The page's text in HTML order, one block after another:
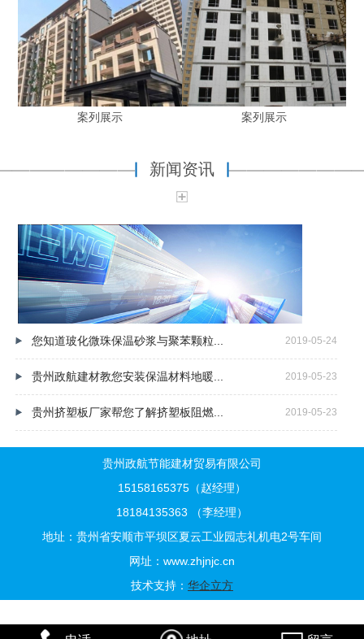
案列展示 案列展示
新闻资讯
您知道玻化微珠保温砂浆与聚苯颗粒... 2019-05-24
贵州政航建材教您安装保温材料地暖... 2019-05-23
贵州挤塑板厂家帮您了解挤塑板阻燃... 2019-05-23
贵州政航节能建材贸易有限公司
15158165375（赵经理）
18184135363 （李经理）
地址：贵州省安顺市平坝区夏云工业园志礼机电2号车间
网址：www.zhjnjc.cn
技术支持： 华企立方